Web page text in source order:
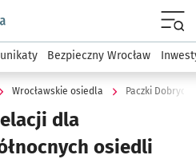
podserwis: Dla mieszkańca
Bezpieczny Wrocław
Wrocławskie osiedla Paczki
dla
osiedli